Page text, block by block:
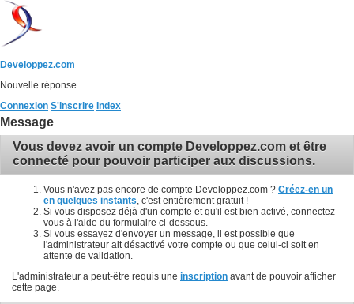
Developpez.com
Nouvelle réponse
Connexion S'inscrire Index
Message
Vous devez avoir un compte Developpez.com et être
connecté pour pouvoir participer aux discussions.
Vous n'avez pas encore de compte Developpez.com ? Créez-en un
en quelques instants , c'est entièrement gratuit !
Si vous disposez déjà d'un compte et qu'il est bien activé, connectez-
vous à l'aide du formulaire ci-dessous.
Si vous essayez d'envoyer un message, il est possible que
l'administrateur ait désactivé votre compte ou que celui-ci soit en
attente de validation.
L'administrateur a peut-être requis une inscription avant de pouvoir afficher
cette page.